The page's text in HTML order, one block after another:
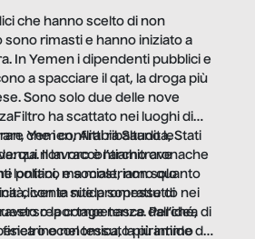
che hanno scelto di non
sono rimasti e hanno iniziato a
In Yemen i dipendenti pubblici e
a spacciare il qat, la droga più
Sono solo due delle nove
ha scattato nei luoghi di
che i conflitti ribaltano le
Il lavoro è l’architrave
politico e sociale, non solo
diventa nitida soprattutto nei
reportage nasce dall’idea
nel tessuto più intimo
Yemen, Arabia Saudita, Stati
qui non raccontiamo cronache
lontani, ma mostriamo quanto
con le sue promesse di
la competenza. Perché, di
o economica, la piramide del